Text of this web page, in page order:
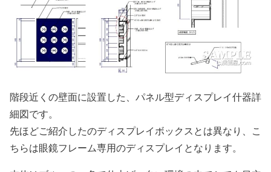
階段近くの壁面に設置した、パネル型ディスプレイ什器詳
細図です。
先ほどご紹介したのディスプレイボックスとは異なり、こ
ちらは眼鏡フレーム専用のディスプレイとなります。